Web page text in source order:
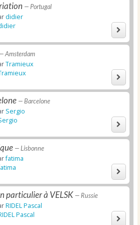
— Portugal
didier
— Amsterdam
Tramieux
— Barcelone
Sergio
— Lisbonne
fatima
particulier à VELSK — Russie
RIDEL Pascal
Pascal